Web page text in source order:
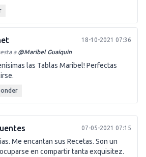
18-10-2021 07:36
a @Maribel Guaiquin
las Tablas Maribel! Perfectas
07-05-2021 07:15
Me encantan sus Recetas. Son un
en compartir tanta exquisitez.